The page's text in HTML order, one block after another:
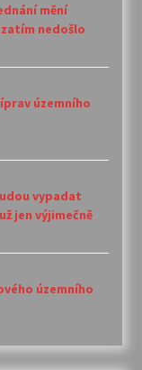
mění
nedošlo
územního
vypadat
jen výjimečně
územního